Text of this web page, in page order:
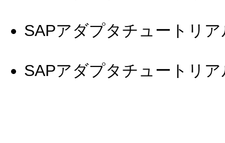
SAPアダプタチュートリ
SAPアダプタチュートリ